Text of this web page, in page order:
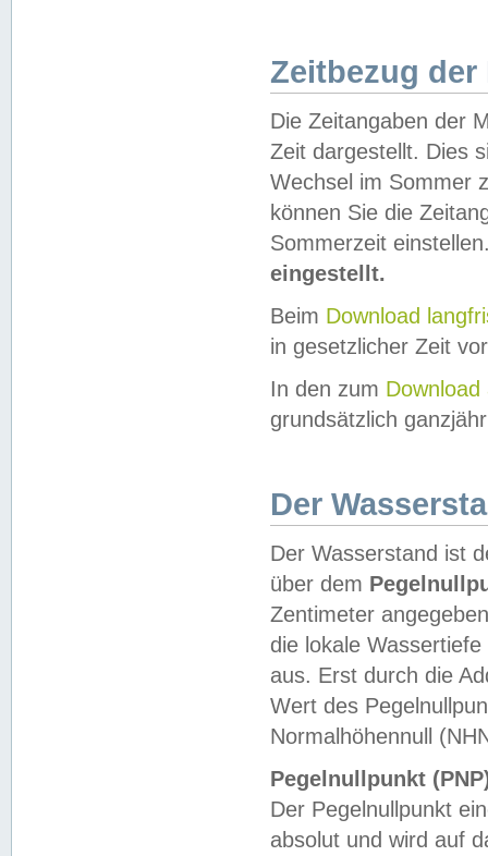
Zeitbezug der
Die Zeitangaben der
Zeit dargestellt. Dies
Wechsel im Sommer
können Sie die
Sommerzeit
eingestellt.
Beim Download
in gesetzlicher Zeit
In den zum Download
grundsätzlich
Der
Der Wasserstand ist
über dem
Zentimeter
die lokale
aus. Erst durch die
Wert des
Normalhöhennull
Pegelnullpunkt
Der Pegelnullpunkt
absolut und wird auf